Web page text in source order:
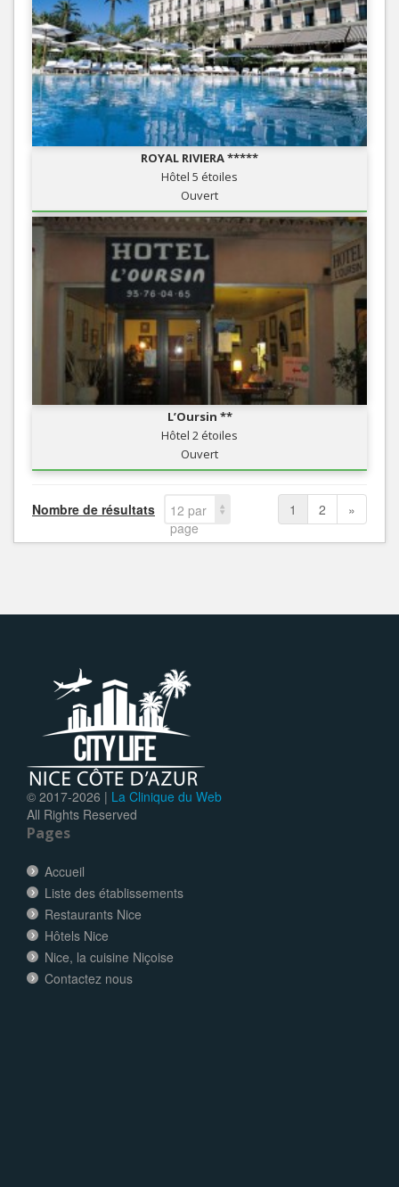
ROYAL RIVIERA *****
Hôtel 5 étoiles
Ouvert
L’Oursin **
Hôtel 2 étoiles
Ouvert
Nombre de résultats
12 par
page
1 2 »
© 2017-2026 | La Clinique du Web
All Rights Reserved
Pages
Accueil
Liste des établissements
Restaurants Nice
Hôtels Nice
Nice, la cuisine Niçoise
Contactez nous